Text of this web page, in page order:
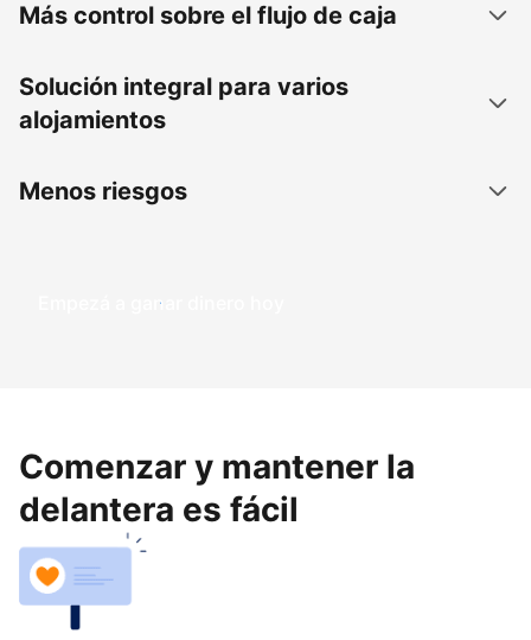
Más control sobre el flujo de caja
Solución integral para varios
alojamientos
Menos riesgos
Empezá a ganar dinero hoy
Comenzar y mantener la
delantera es fácil